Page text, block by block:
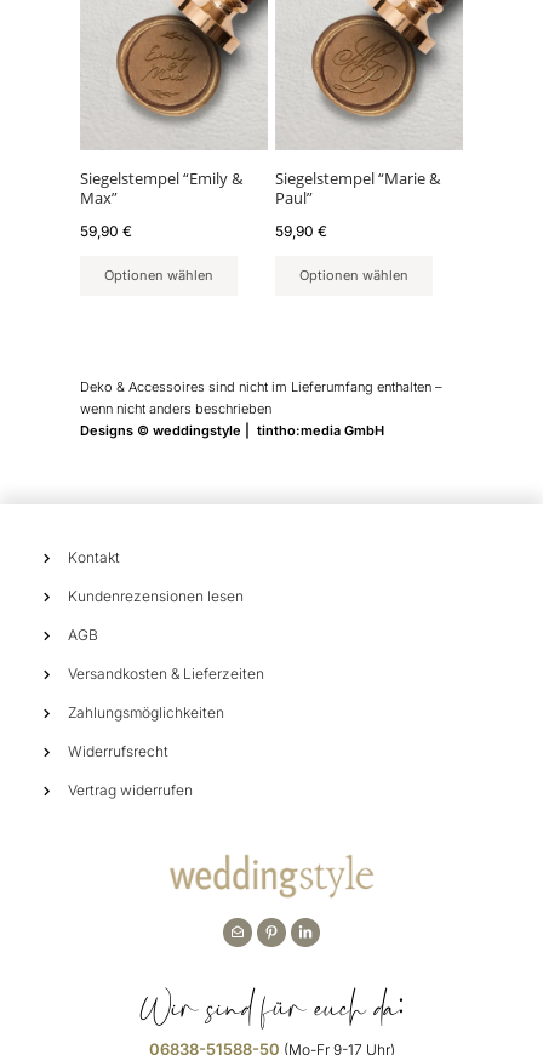
Siegelstempel “Emily &
Max”
59,90 €
Optionen wählen
Siegelstempel “Marie &
Paul”
59,90€
Optionen wählen
Deko & Accessoires sind nicht im Lieferumfang enthalten –
wenn nicht anders beschrieben
Designs © weddingstyle | tintho:media GmbH
Kontakt
Kundenrezensionen lesen
AGB
Versandkosten & Lieferzeiten
Zahlungsmöglichkeiten
Widerrufsrecht
Vertrag widerrufen
Wir sind für euch da:
06838-51588-50 (Mo-Fr 9-17 Uhr)